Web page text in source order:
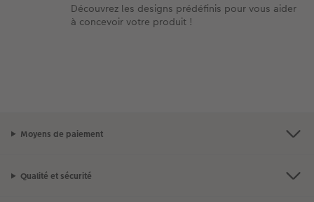
Découvrez les designs prédéfinis pour vous aider
à concevoir votre produit !
Moyens de paiement
Qualité et sécurité